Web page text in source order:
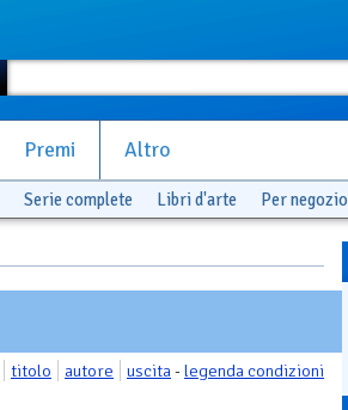
Premi Altro
Serie complete Libri d'arte Per negozio
titolo autore uscita-legenda condizioni